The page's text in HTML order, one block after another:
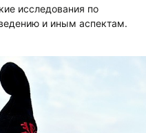
исследования по
и иным аспектам.